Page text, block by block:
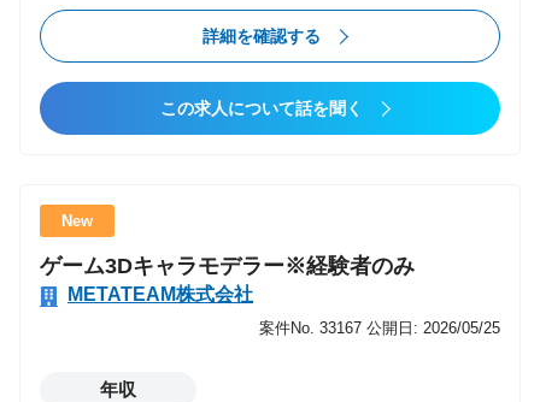
ァームです。現在、“エンタメ事業部”として、ゲー
ム・IP・デジタルコンテンツ領域に特化した開発支
援・制作体制構築・人材プロデュース事業を展開。 コ
ンシューマーからモバイル、VR、IPビジネスまで、幅
事業部では、単なる開発支援にとどまらず、 「クリエ
イターが本来の力を最大化できるチーム」を目指して
います。 今後は、 ・ハイエンドタイトル開発支援 ・
IPを活用したコンテンツ開発 ・AI／デジタルツインを
活用した新規事業創出 など、エンタメ×テクノロジー
発の先”に広がる可能性を、一緒に形にしていきません
詳細を確認する
この求人について話を聞く
New
ゲーム3Dキャラモデラー※経験者のみ
METATEAM株式会社
案件No. 33167 公開日: 2026/05/25
年収